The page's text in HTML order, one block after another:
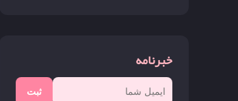
خبرنامه
ثبت